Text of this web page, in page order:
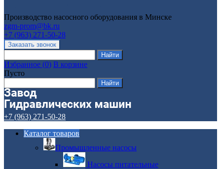
Производство насосного оборудования в Минске
zgm-prom@bk.ru
+7 (963) 271-50-28
Избранное (0) В корзине
Пусто
+7 (963) 271-50-28
Каталог товаров
Промышленные насосы
Насосы питательные